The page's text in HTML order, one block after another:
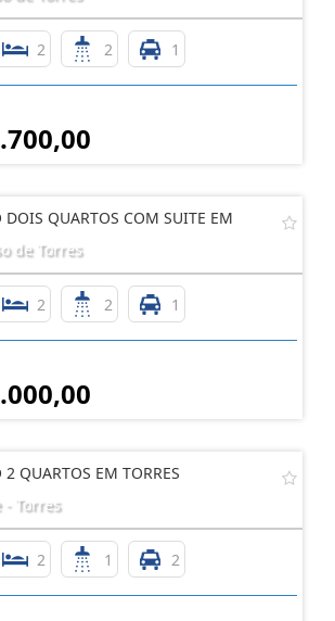
2 2 1
DOIS QUARTOS COM SUITE EM
de Torres
2 2 1
2 QUARTOS EM TORRES
Torres
2 1 2